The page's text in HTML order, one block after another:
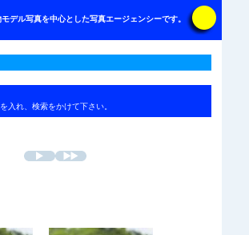
デル写真を中心とした写真エージェンシーです。
入れ、検索をかけて下さい。